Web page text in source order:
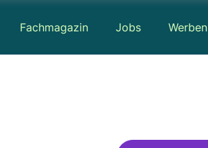
Fachmagazin Jobs Werben